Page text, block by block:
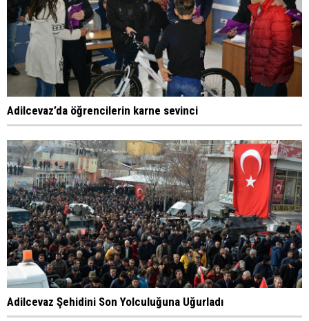
Adilcevaz’da öğrencilerin karne sevinci
Adilcevaz Şehidini Son Yolculuğuna Uğurladı